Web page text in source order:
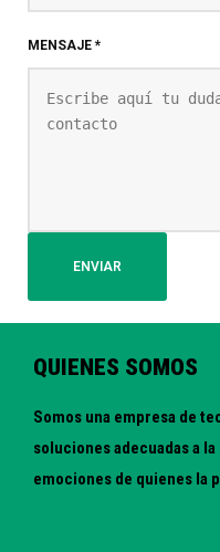
MENSAJE *
ENVIAR
QUIENES SOMOS
Somos una empresa de
soluciones adecuadas a
emociones de quienes la